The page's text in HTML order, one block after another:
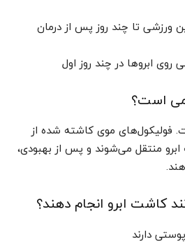
ورزشی تا چند روز پس از درمان
روی ابروها در چند روز اول
فولیکول‌های موی کاشته شده از
منتقل می‌شوند و پس از بهبودی،
دارند